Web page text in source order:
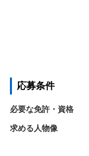
応募条件
必要な免許・資格
求める人物像